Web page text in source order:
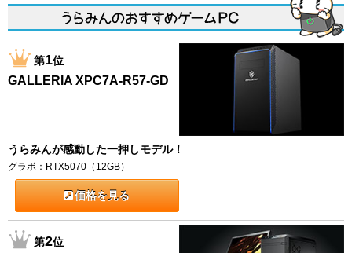
第1位
GALLERIA XPC7A-R57-GD
うらみんが感動した一押しモデル！
グラボ：RTX5070（12GB）
価格を見る
第2位